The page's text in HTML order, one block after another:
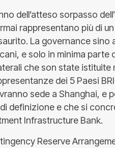
dell’atteso sorpasso
rappresentano più di
La governance
e solo in minima parte
che son state
dei 5 Paesi
sede a Shanghai, e
definizione e che si
Infrastructure Bank.
Reserve